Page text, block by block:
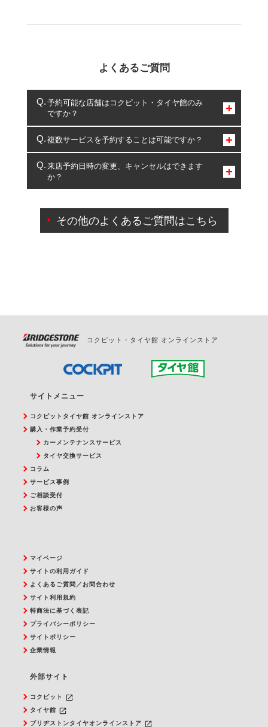
よくあるご質問
予約可能な店舗はコクピット・タイヤ館のみ
ですか？
コクピット・タイヤ館のみとなります。
複数サービスを予約することは可能ですか？
複数サービスのご予約は可能です。
一部の商品・サービスの組み合わせに限り、同時にご予約が
出来ないものもございます。
来店予約日時の変更、キャンセルはできます
か？
ご来店予約日の3営業日前を過ぎている場合のご予約
の日時変更につきましては、直接ご予約の店舗まで
その他のよくあるご質問はこちら
コクピット・タイヤ館 オンラインストア
サイトメニュー
コクピットタイヤ館 オンラインストア
購入・作業予約受付
カーメンテナンスサービス
タイヤ交換サービス
コラム
サービス事例
ご相談受付
お客様の声
マイページ
サイトの利用ガイド
よくあるご質問／お問合わせ
サイト利用規約
特商法に基づく表記
プライバシーポリシー
サイトポリシー
企業情報
外部サイト
コクピット launch
タイヤ館 launch
ブリヂストンタイヤオンラインストア launch